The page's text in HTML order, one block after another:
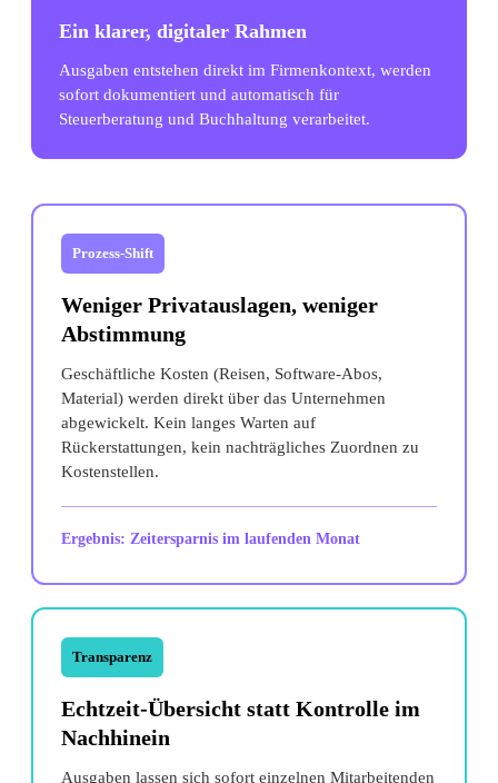
Ein klarer, digitaler Rahmen
Ausgaben entstehen direkt im Firmenkontext, werden
sofort dokumentiert und automatisch für
Steuerberatung und Buchhaltung verarbeitet.
Prozess-Shift
Weniger Privatauslagen, weniger
Abstimmung
Geschäftliche Kosten (Reisen, Software-Abos,
Material) werden direkt über das Unternehmen
abgewickelt. Kein langes Warten auf
Rückerstattungen, kein nachträgliches Zuordnen zu
Kostenstellen.
Ergebnis: Zeitersparnis im laufenden Monat
Transparenz
Echtzeit-Übersicht statt Kontrolle im
Nachhinein
Ausgaben lassen sich sofort einzelnen Mitarbeitenden